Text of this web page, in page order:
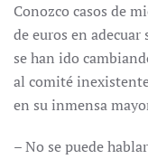
Conozco casos de
de euros en adecuar
se han ido
al comité
en su inmensa
– No se puede